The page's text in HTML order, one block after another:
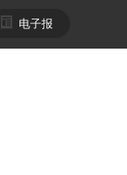
电子报